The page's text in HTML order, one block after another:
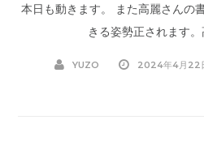
本日も動きます。 また高麗さんの
きる姿勢正されます
YUZO 2024年4月22